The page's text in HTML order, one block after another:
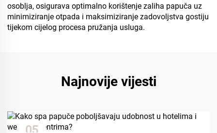
osoblja, osigurava optimalno korištenje zaliha papuča uz
minimiziranje otpada i maksimiziranje zadovoljstva gostiju
tijekom cijelog procesa pružanja usluga.
Najnovije vijesti
05